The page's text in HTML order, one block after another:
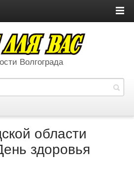
Волгограда
области
здоровья